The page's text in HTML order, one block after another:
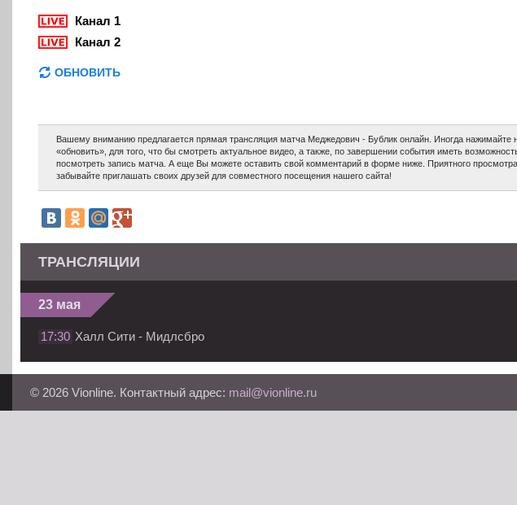
Канал 1
Канал 2
ОБНОВИТЬ
Вашему вниманию предлагается прямая трансляция матча Меджедович - Бублик онлайн. Иногда нажимайте
«обновить», для того, что бы смотреть актуальное видео, а также, по завершении события иметь
посмотреть запись матча. А еще Вы можете оставить свой комментарий в форме ниже. Приятного
забывайте приглашать своих друзей для совместного посещения нашего сайта!
ТРАНСЛЯЦИИ
23 мая
17:30 Халл Сити - Мидлсбро
© 2026 Vionline. Контактный адрес: mail@vionline.ru